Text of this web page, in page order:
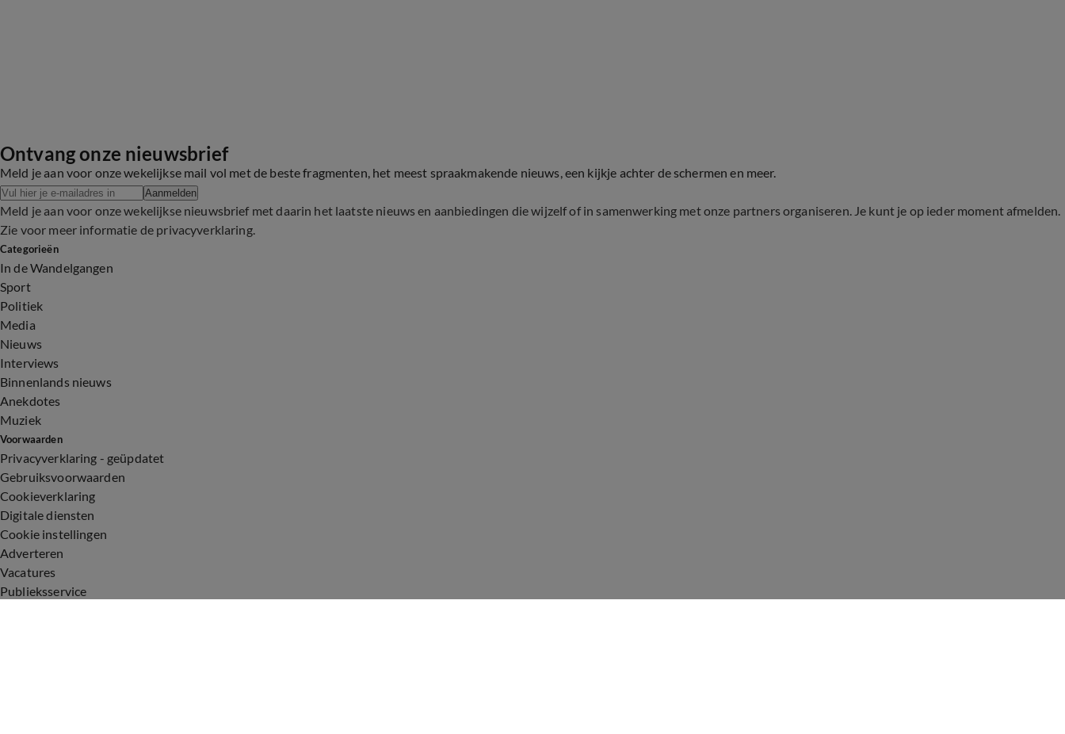
Ontvang onze nieuwsbrief
Meld je aan voor onze wekelijkse mail vol met de beste fragmenten, het meest spraakmakende nieuws, een kijkje achter de schermen en meer.
Aanmelden
Meld je aan voor onze wekelijkse nieuwsbrief met daarin het laatste nieuws en aanbiedingen die wijzelf of in samenwerking met onze partners organiseren. Je kunt je op ieder moment afmelden.
Zie voor meer informatie de privacyverklaring.
Categorieën
In de Wandelgangen
Sport
Politiek
Media
Nieuws
Interviews
Binnenlands nieuws
Anekdotes
Muziek
Voorwaarden
Privacyverklaring - geüpdatet
Gebruiksvoorwaarden
Cookieverklaring
Digitale diensten
Cookie instellingen
Adverteren
Vacatures
Publieksservice